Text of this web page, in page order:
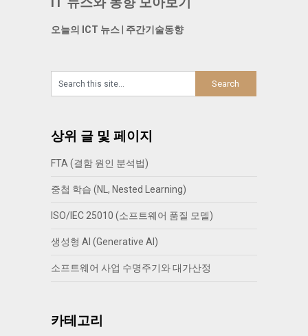
오늘의 ICT 뉴스| 주간기술동향
상위 글 및 페이지
FTA (결함 원인 분석법)
중첩 학습 (NL, Nested Learning)
ISO/IEC 25010 (소프트웨어 품질 모델)
생성형 AI (Generative AI)
소프트웨어 사업 수명주기와 대가산정
카테고리